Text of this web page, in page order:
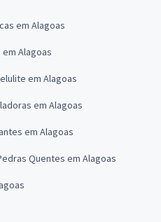
em Alagoas
Alagoas
em Alagoas
em Alagoas
em Alagoas
Quentes em Alagoas